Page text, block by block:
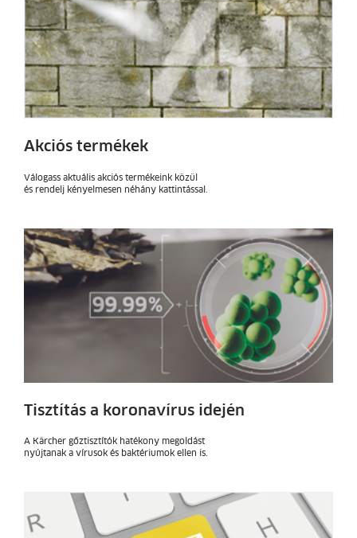
Akciós termékek
Válogass aktuális akciós termékeink közül
és rendelj kényelmesen néhány kattintással.
Tisztítás a koronavírus idején
A Kärcher gőztisztítók hatékony megoldást
nyújtanak a vírusok és baktériumok ellen is.